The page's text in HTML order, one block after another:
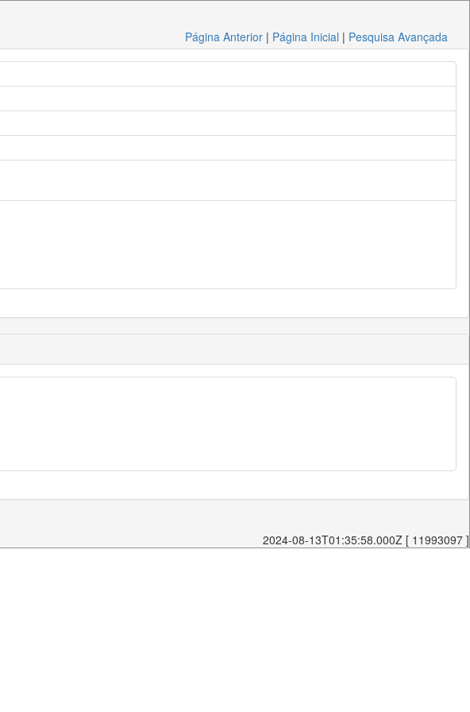
Página Anterior | Página Inicial | Pesquisa Avançada
2024-08-13T01:35:58.000Z [ 11993097 ]